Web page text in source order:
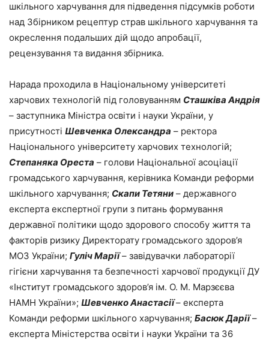
шкільного харчування для підведення підсумків роботи
над Збірником рецептур страв шкільного харчування та
окреслення подальших дій щодо апробації,
рецензування та видання збірника.
Нарада проходила в Національному університеті
харчових технологій під головуванням Сташківа Андрія
– заступника Міністра освіти і науки України, у
присутності Шевченка Олександра – ректора
Національного університету харчових технологій;
Степаняка Ореста – голови Національної асоціації
громадського харчування, керівника Команди реформи
шкільного харчування; Скапи Тетяни – державного
експерта експертної групи з питань формування
державної політики щодо здорового способу життя та
факторів ризику Директорату громадського здоров’я
МОЗ України; Гуліч Марії– завідувачки лабораторії
гігієни харчування та безпечності харчової продукції ДУ
«Інститут громадського здоров’я ім. О. М. Марзєєва
НАМН України»; Шевченко Анастасії– експерта
Команди реформи шкільного харчування; Басюк Дарії–
експерта Міністерства освіти і науки України та 36